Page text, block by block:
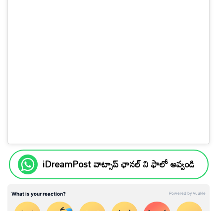
iDreamPost వాట్సాప్ ఛానల్ ని ఫాలో అవ్వండి